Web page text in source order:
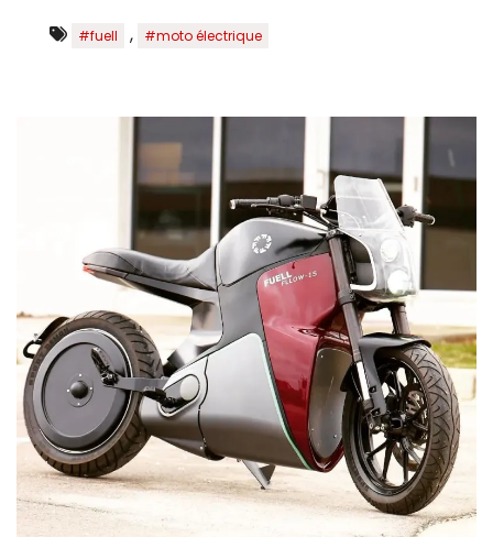
#fuell , #moto électrique